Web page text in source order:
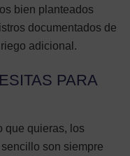
bien planteados
documentados de
adicional.
PARA
que quieras, los
son siempre